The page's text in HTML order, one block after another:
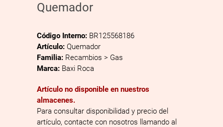
Quemador
Código Interno: BR125568186
Artículo: Quemador
Familia: Recambios > Gas
Marca: Baxi Roca
Artículo no disponible en nuestros
almacenes.
Para consultar disponibilidad y precio del
artículo, contacte con nosotros llamando al